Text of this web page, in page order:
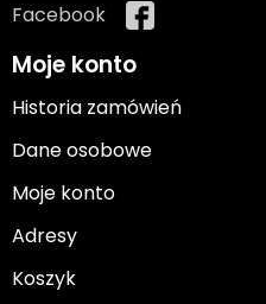
Facebook
Moje konto
Historia zamówień
Dane osobowe
Moje konto
Adresy
Koszyk